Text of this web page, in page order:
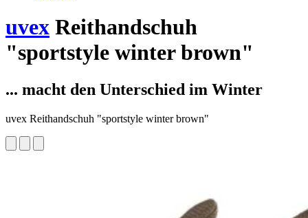
uvex Reithandschuh
"sportstyle winter brown"
... macht den Unterschied im Winter
uvex Reithandschuh "sportstyle winter brown"